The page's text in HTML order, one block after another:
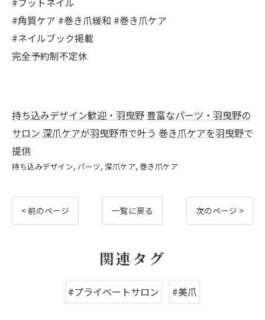
#角質ケア #巻き爪緩和 #巻き爪ケア
#ネイルブック掲載
完全予約制不定休
持ち込みデザイン歓迎・羽曳野 豊富なパーツ・羽曳野の
サロン 深爪ケアが羽曳野市で叶う 巻き爪ケアを羽曳野で
提供
持ち込みデザイン パーツ 深爪ケア 巻き爪ケア
< 前のページ 一覧に戻る 次のページ >
関連タグ
#プライベートサロン #美爪